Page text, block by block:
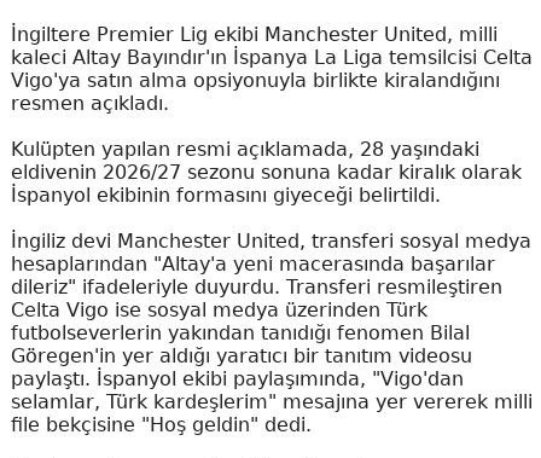
İngiltere Premier Lig ekibi Manchester United, milli
kaleci Altay Bayındır'ın İspanya La Liga temsilcisi Celta
Vigo'ya satın alma opsiyonuyla birlikte kiralandığını
resmen açıkladı.
Kulüpten yapılan resmi açıklamada, 28 yaşındaki
eldivenin 2026/27 sezonu sonuna kadar kiralık olarak
İspanyol ekibinin formasını giyeceği belirtildi.
İngiliz devi Manchester United, transferi sosyal medya
hesaplarından "Altay'a yeni macerasında başarılar
dileriz" ifadeleriyle duyurdu. Transferi resmileştiren
Celta Vigo ise sosyal medya üzerinden Türk
futbolseverlerin yakından tanıdığı fenomen Bilal
Göregen'in yer aldığı yaratıcı bir tanıtım videosu
paylaştı. İspanyol ekibi paylaşımında, "Vigo'dan
selamlar, Türk kardeşlerim" mesajına yer vererek milli
file bekçisine "Hoş geldin" dedi.